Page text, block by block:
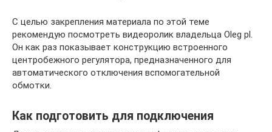
С целью закрепления материала по этой теме
рекомендую посмотреть видеоролик владельца Oleg pl.
Он как раз показывает конструкцию встроенного
центробежного регулятора, предназначенного для
автоматического отключения вспомогательной
обмотки.
Как подготовить для подключения